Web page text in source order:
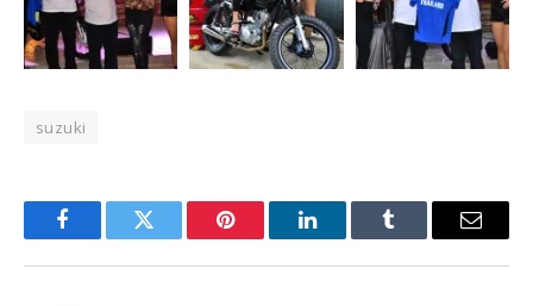
suzuki
FacebookTwitter Pinterest LinkedInTumblr Email